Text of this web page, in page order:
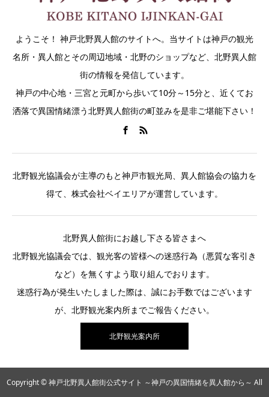
ようこそ！ 神戸北野異人館のサイトへ。当サイトは神戸の観光
名所・異人館とその周辺地域・北野のショップなど、北野異人館
街の情報を発信しています。
神戸の中心地・三宮と元町から歩いて10分～15分と、近くてお
洒落で異国情緒漂う北野異人館街の町並みを是非ご堪能下さい！
北野観光協議会が主導のもと神戸市観光局、異人館協会の協力を
得て、株式会社ベイエリアが運営しています。
北野異人館街にお越し下さる皆さまへ
北野観光協議会では、観光客の皆様への迷惑行為（悪質な客引き
など）を無くすよう取り組んでおります。
迷惑行為が発生いたしました際は、誠にお手数ではございます
が、北野観光案内所までご報告ください。
北野観光案内所
Copyright © 神戸北野異人館街公式サイト ～神戸の異国情緒を異人館から～ All